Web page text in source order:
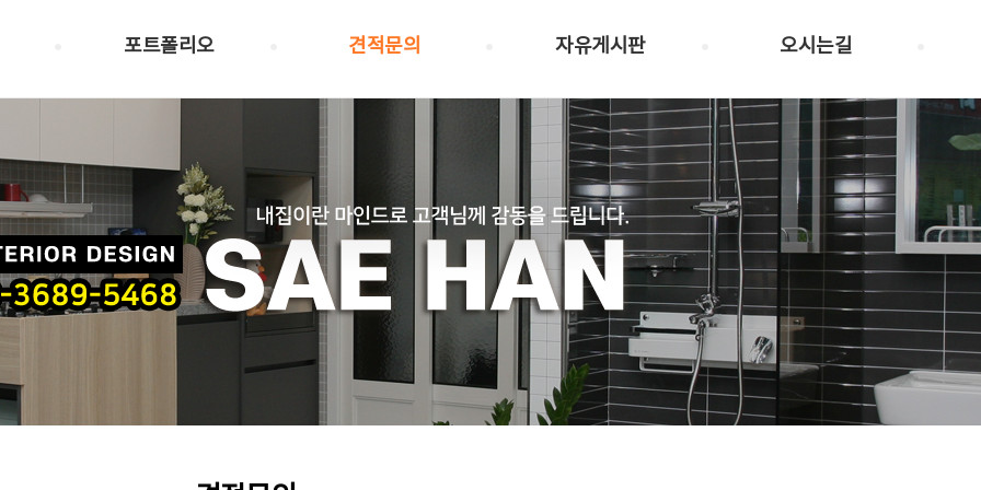
포트폴리오 견적문의 자유게시판 오시는길